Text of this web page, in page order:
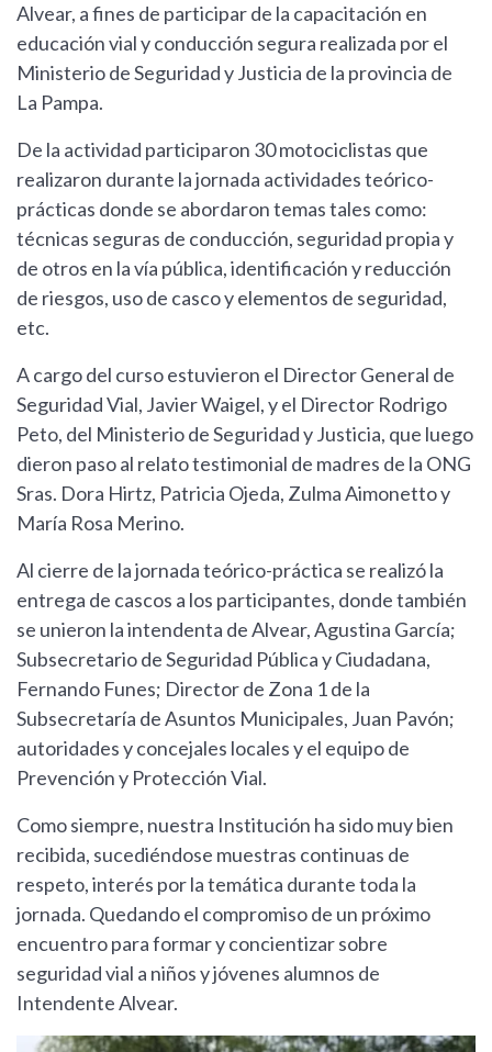
Alvear, a fines de participar de la capacitación en
educación vial y conducción segura realizada por el
Ministerio de Seguridad y Justicia de la provincia de
La Pampa.
De la actividad participaron 30 motociclistas que
realizaron durante la jornada actividades teórico-
prácticas donde se abordaron temas tales como:
técnicas seguras de conducción, seguridad propia y
de otros en la vía pública, identificación y reducción
de riesgos, uso de casco y elementos de seguridad,
etc.
A cargo del curso estuvieron el Director General de
Seguridad Vial, Javier Waigel, y el Director Rodrigo
Peto, del Ministerio de Seguridad y Justicia, que luego
dieron paso al relato testimonial de madres de la ONG
Sras. Dora Hirtz, Patricia Ojeda, Zulma Aimonetto y
María Rosa Merino.
Al cierre de la jornada teórico-práctica se realizó la
entrega de cascos a los participantes, donde también
se unieron la intendenta de Alvear, Agustina García;
Subsecretario de Seguridad Pública y Ciudadana,
Fernando Funes; Director de Zona 1 de la
Subsecretaría de Asuntos Municipales, Juan Pavón;
autoridades y concejales locales y el equipo de
Prevención y Protección Vial.
Como siempre, nuestra Institución ha sido muy bien
recibida, sucediéndose muestras continuas de
respeto, interés por la temática durante toda la
jornada. Quedando el compromiso de un próximo
encuentro para formar y concientizar sobre
seguridad vial a niños y jóvenes alumnos de
Intendente Alvear.